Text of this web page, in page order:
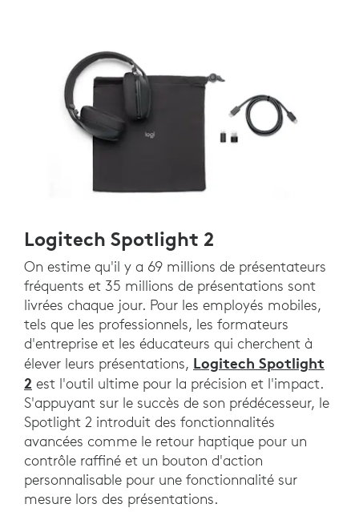
Logitech Spotlight 2
On estime qu'il y a 69 millions de présentateurs
fréquents et 35 millions de présentations sont
livrées chaque jour. Pour les employés mobiles,
tels que les professionnels, les formateurs
d'entreprise et les éducateurs qui cherchent à
élever leurs présentations, Logitech Spotlight
2 est l'outil ultime pour la précision et l'impact.
S'appuyant sur le succès de son prédécesseur, le
Spotlight 2 introduit des fonctionnalités
avancées comme le retour haptique pour un
contrôle raffiné et un bouton d'action
personnalisable pour une fonctionnalité sur
mesure lors des présentations.